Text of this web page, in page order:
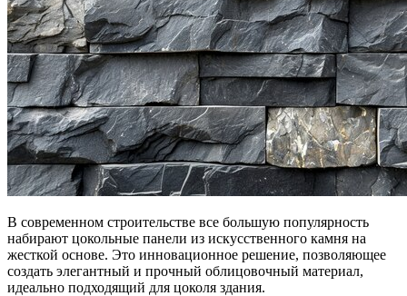
В современном строительстве все большую популярность
набирают цокольные панели из искусственного камня на
жесткой основе. Это инновационное решение, позволяющее
создать элегантный и прочный облицовочный материал,
идеально подходящий для цоколя здания.